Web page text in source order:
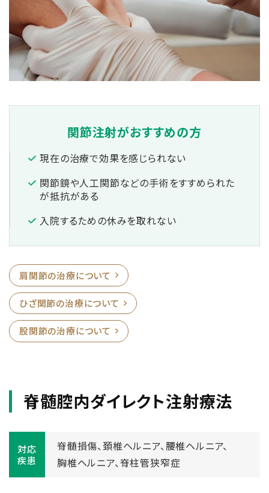
関節注射がおすすめの方
現在の治療で効果を感じられない
関節鏡や人工関節などの手術をすすめられた
が抵抗がある
入院するための休みを取れない
肩関節の治療について
ひざ関節の治療について
股関節の治療について
脊髄腔内ダイレクト注射療法
対応
疾患
脊髄損傷、頚椎ヘルニア、腰椎ヘルニア、
胸椎ヘルニア、脊柱管狭窄症